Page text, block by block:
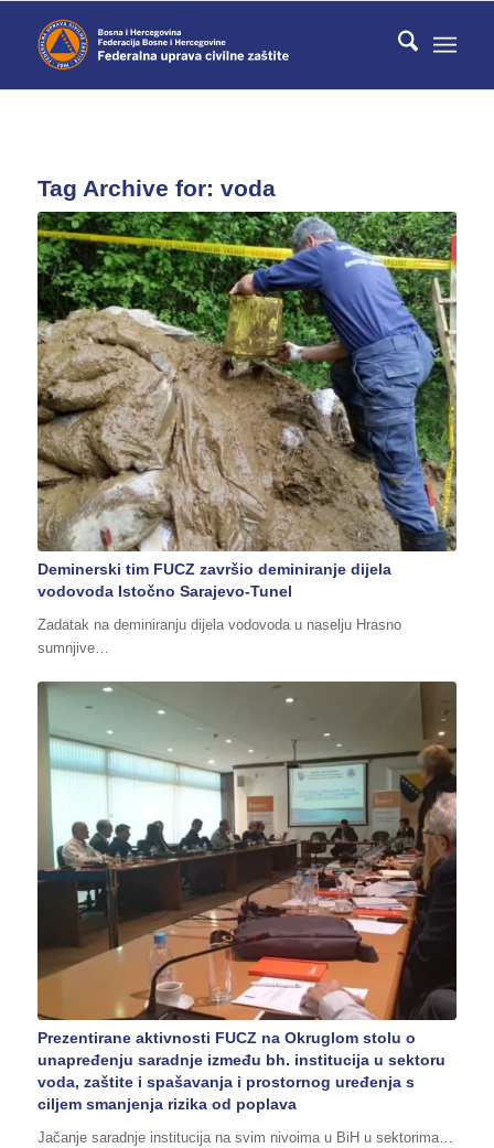
Tag Archive for: voda
Deminerski tim FUCZ završio deminiranje dijela
vodovoda Istočno Sarajevo-Tunel
Zadatak na deminiranju dijela vodovoda u naselju Hrasno
sumnjive…
Prezentirane aktivnosti FUCZ na Okruglom stolu o
unapređenju saradnje između bh. institucija u sektoru
voda, zaštite i spašavanja i prostornog uređenja s
ciljem smanjenja rizika od poplava
Jačanje saradnje institucija na svim nivoima u BiH u sektorima…